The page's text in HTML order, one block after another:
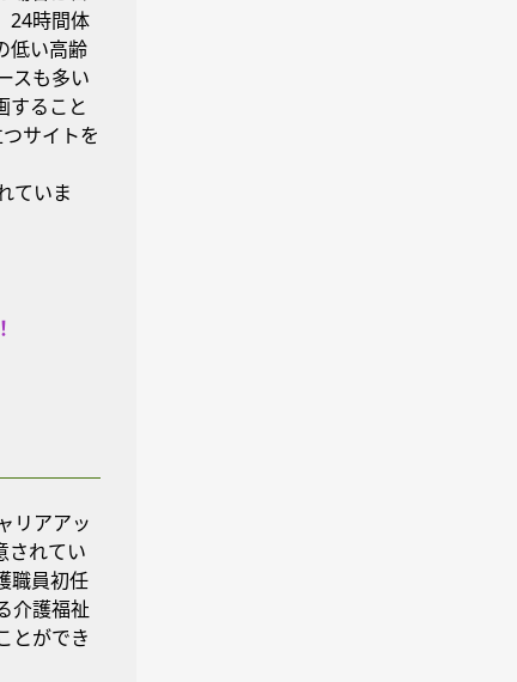
24時間体
低い高齢
スも多い
すること
サイトを
ていま
リアアッ
されてい
職員初任
介護福祉
とができ